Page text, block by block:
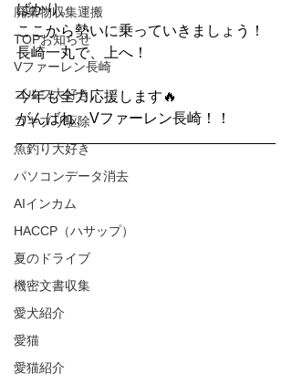
廃棄物収集運搬
TOPお知らせ
Vファーレン長崎
ゴルフ大好き
ゴキブリ駆除
魚釣り大好き
パソコンデータ消去
AIインカム
HACCP（ハサップ）
夏のドライブ
機密文書収集
愛犬紹介
愛猫
愛猫紹介
ばかり。
ここから勢いに乗っていきましょう！
長崎一丸で、上へ！
今年も全力応援します🔥
がんばれ、Vファーレン長崎！！